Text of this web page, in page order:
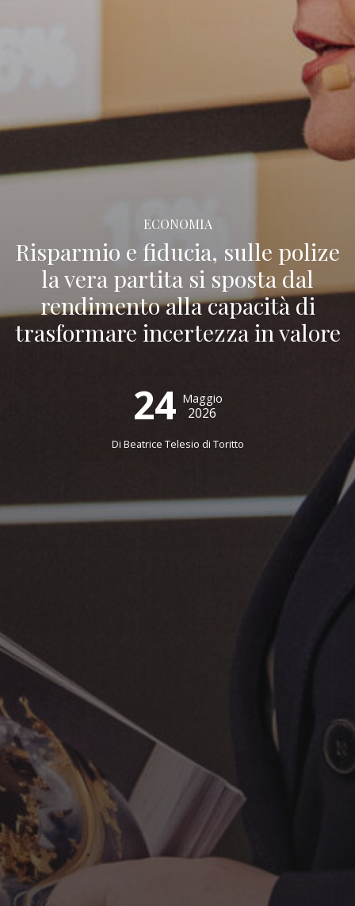
ECONOMIA
Risparmio e fiducia, sulle polize
la vera partita si sposta dal
rendimento alla capacità di
trasformare incertezza in valore
24 Maggio
2026
Di Beatrice Telesio di Toritto